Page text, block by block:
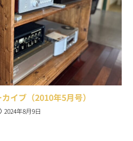
イブ（2010年5月号）
2024年8月9日